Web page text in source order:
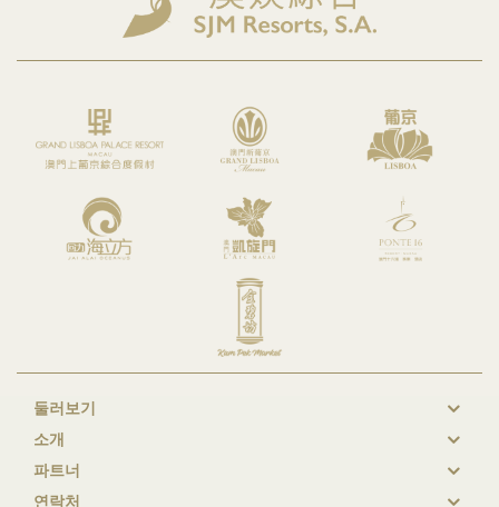
New
Footer
둘러보기
소개
파트너
연락처